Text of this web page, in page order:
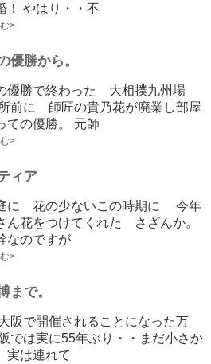
やはり・・不
>
優勝から。
優勝で終わった 大相撲九州場
前に 師匠の貴乃花が廃業し部屋
ての優勝。 元師
>
ィア
に 花の少ないこの時期に 今年
ん花をつけてくれた さざんか。
なのですが
>
まで。
阪で開催されることになった万
では実に55年ぶり・・まだ小さか
は連れて